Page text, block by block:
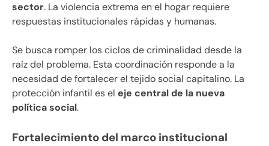
sector. La violencia extrema en el hogar requiere
respuestas institucionales rápidas y humanas.
Se busca romper los ciclos de criminalidad desde la
raíz del problema. Esta coordinación responde a la
necesidad de fortalecer el tejido social capitalino. La
protección infantil es el eje central de la nueva
política social.
Fortalecimiento del marco institucional